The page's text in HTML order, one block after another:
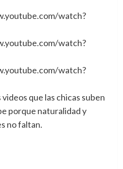
watch?
watch?
watch?
videos que las chicas suben
porque naturalidad y
no faltan.